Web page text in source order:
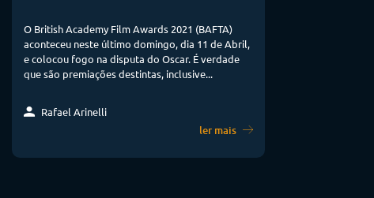
O British Academy Film Awards 2021 (BAFTA)
aconteceu neste último domingo, dia 11 de Abril,
e colocou fogo na disputa do Oscar. É verdade
que são premiações destintas, inclusive...
Rafael Arinelli
ler mais